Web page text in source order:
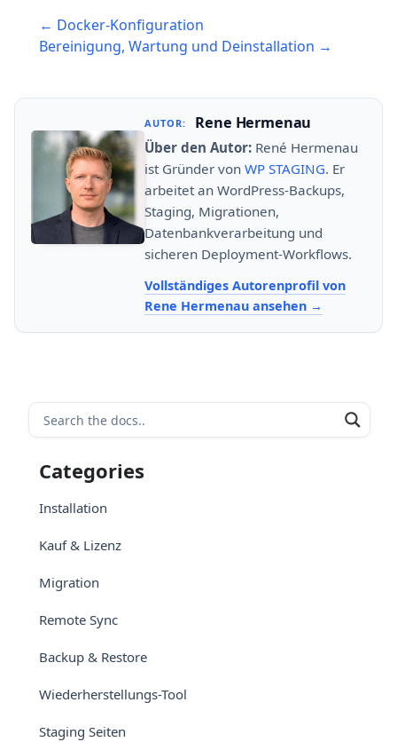
navigation
← Docker-Konfiguration
Bereinigung, Wartung und Deinstallation →
AUTOR: Rene Hermenau
Über den Autor: René Hermenau
ist Gründer von WP STAGING. Er
arbeitet an WordPress-Backups,
Staging, Migrationen,
Datenbankverarbeitung und
sicheren Deployment-Workflows.
Vollständiges Autorenprofil von
Rene Hermenau ansehen
Categories
Installation
Kauf & Lizenz
Migration
Remote Sync
Backup & Restore
Wiederherstellungs-Tool
Staging Seiten